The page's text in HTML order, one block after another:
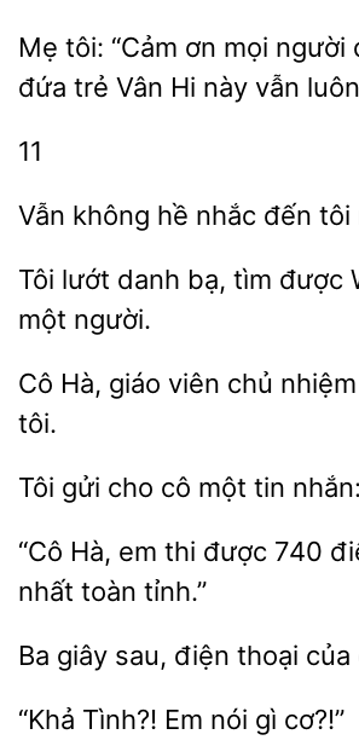
Mẹ tôi: “Cảm ơn mọi
đứa trẻ
Hi vẫn
11
Vẫn không đến tôi
lướt bạ, tìm
một người.
Cô viên chủ
tôi.
Tôi gửi cho nhắn:
“Cô Hà, em
được 740
toàn
giây điện thoại của
Tình?! Em gì